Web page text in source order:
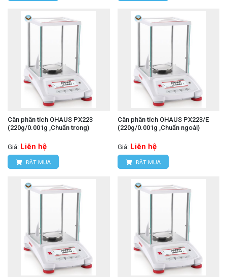
Cân phân tích OHAUS PX223
(220g/0.001g ,Chuấn trong)
Giá: Liên hệ
ĐẶT MUA
Cân phân tích OHAUS PX223/E
(220g/0.001g ,Chuấn ngoài)
Giá: Liên hệ
ĐẶT MUA